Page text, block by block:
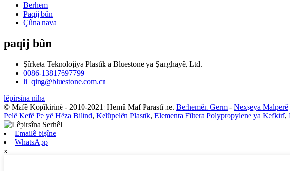
Berhem
Paqij bûn
Çûna nava
paqij bûn
Şîrketa Teknolojiya Plastîk a Bluestone ya Şanghayê, Ltd.
0086-13817697799
li_qing@bluestone.com.cn
lêpirsîna niha
© Mafê Kopîkirinê - 2010-2021: Hemû Maf Parastî ne. Berhemên Germ - Nexşeya Malperê
Pelê Kefê Pe yê Hêza Bilind, Kelûpelên Plastîk, Elementa Fîltera Polypropylene ya Kefkirî,
Emailê bişîne
WhatsApp
x